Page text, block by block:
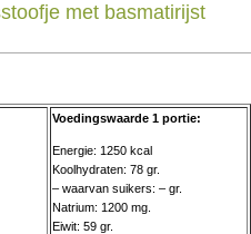
met basmatirijst
Voedingswaarde 1 portie:
Energie: 1250 kcal
Koolhydraten: 78 gr.
– waarvan suikers: – gr.
Natrium: 1200 mg.
Eiwit: 59 gr.